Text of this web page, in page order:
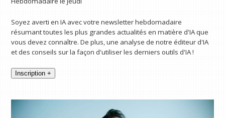
Soyez averti en IA avec votre newsletter hebdomadaire
résumant toutes les plus grandes actualités en matière d'IA que
vous devez connaître. De plus, une analyse de notre éditeur d'IA
et des conseils sur la façon d'utiliser les derniers outils d'IA !
Inscription +